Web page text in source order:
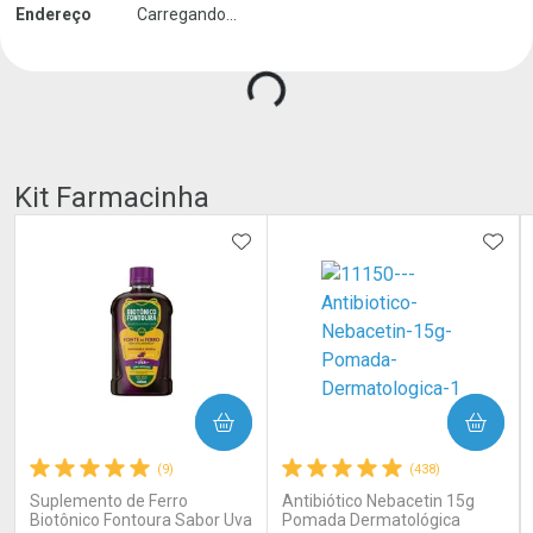
Endereço Carregando...
Kit Farmacinha
(9)
Suplemento de Ferro
Biotônico Fontoura Sabor Uva
ADICIONAR AOS FAVORITOS
COMPRAR
(438)
Antibiótico Nebacetin 15g
Pomada Dermatológica
COMPRAR